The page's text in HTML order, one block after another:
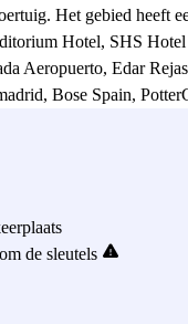
Het gebied heeft
Hotel, SHS
Aeropuerto, Edar
Bose Spain,
Santander of BBVA
de sleutels